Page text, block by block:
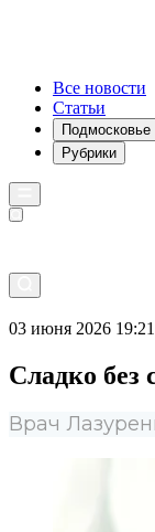
Все новости
Статьи
Подмосковье
Рубрики
03 июня 2026 19:21
Сладко без
Врач